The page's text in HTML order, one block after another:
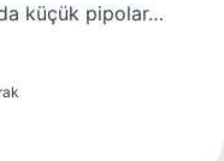
küçük pipolar…